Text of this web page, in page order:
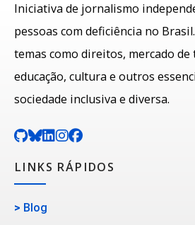
Iniciativa de jornalismo
pessoas com deficiência no
temas como direitos, mercado de
educação, cultura e outros
sociedade inclusiva e diversa.
LINKS RÁPIDOS
> Blog